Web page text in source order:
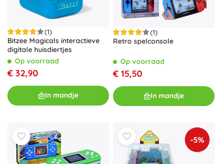
(1)
Bitzee Magicals interactieve
digitale huisdiertjes
Op voorraad
€ 32,90
In mandje
(1)
Retro spelconsole
Op voorraad
€ 15,50
In mandje
-5%